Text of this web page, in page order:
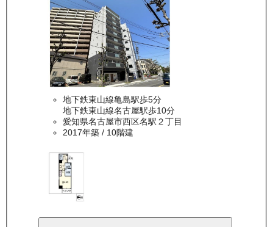
地下鉄東山線亀島駅歩5分
地下鉄東山線名古屋駅歩10分
愛知県名古屋市西区名駅２丁目
2017年築/ 10階建